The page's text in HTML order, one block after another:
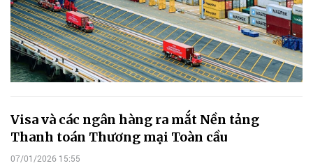
Visa và các ngân hàng ra mắt Nền tảng
Thanh toán Thương mại Toàn cầu
07/01/2026 15:55